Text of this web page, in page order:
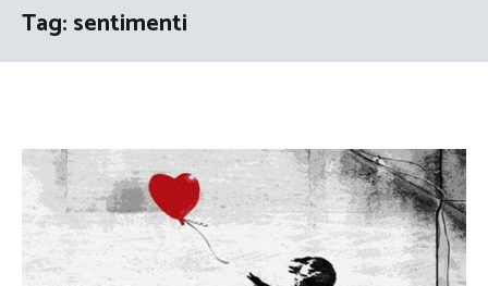
Tag:sentimenti